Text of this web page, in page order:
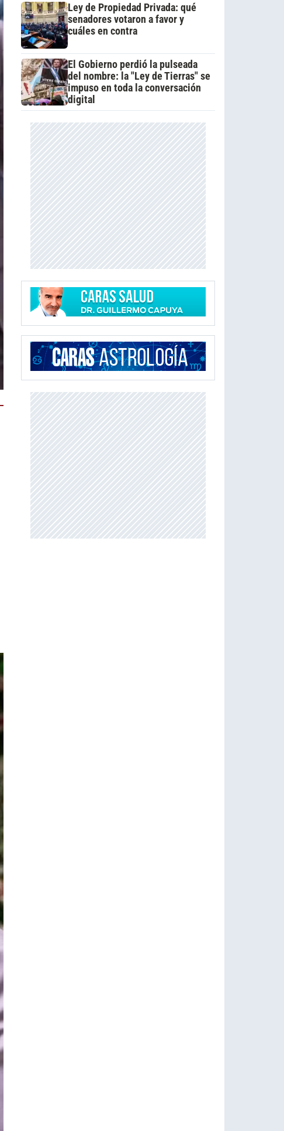
Ley de Propiedad Privada: qué
senadores votaron a favor y
cuáles en contra
El Gobierno perdió la pulseada
del nombre: la "Ley de Tierras" se
impuso en toda la conversación
digital